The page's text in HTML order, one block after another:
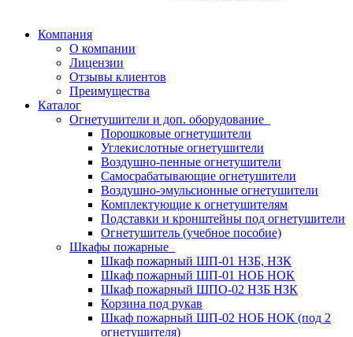
Компания
О компании
Лицензии
Отзывы клиентов
Преимущества
Каталог
Огнетушители и доп. оборудование
Порошковые огнетушители
Углекислотные огнетушители
Воздушно-пенные огнетушители
Самосрабатывающие огнетушители
Воздушно-эмульсионные огнетушители
Комплектующие к огнетушителям
Подставки и кронштейны под огнетушители
Огнетушитель (учебное пособие)
Шкафы пожарные
Шкаф пожарный ШП-01 НЗБ, НЗК
Шкаф пожарный ШП-01 НОБ НОК
Шкаф пожарный ШПО-02 НЗБ НЗК
Корзина под рукав
Шкаф пожарный ШП-02 НОБ НОК (под 2
огнетушителя)